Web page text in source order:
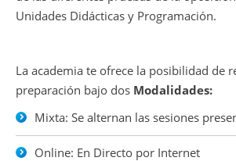
Unidades Didácticas y Programación.
La academia te ofrece la posibilidad de
preparación bajo dos Modalidades:
Mixta: Se alternan las sesiones
Online: En Directo por Internet